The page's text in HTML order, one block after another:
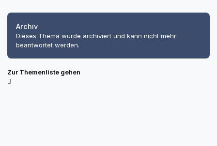
Archiv
Dieses Thema wurde archiviert und kann nicht mehr
beantwortet werden.
Zur Themenliste gehen